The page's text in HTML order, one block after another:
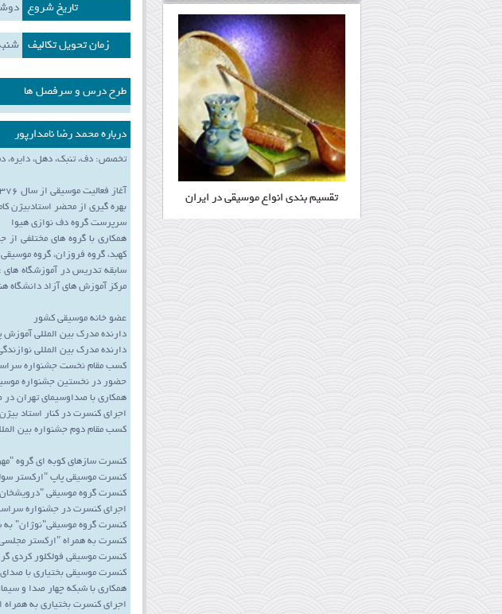
تقسیم بندی انواع موسیقی در ایران
تاریخ شروع دوشنبه 6
زمان تحویل تکالیف
طرح درس و سرفصل ها
درباره محمد رضا نامدارپور
تخصص: دف، تنبک، دهل، دایره،
آغاز فعالیت موسیقی از سال 1376
بهره گیری از محضر استادبیژن
سرپرست گروه دف نوازی هیوا
همکاری با گروه های مختلفی از
کهبد، گروه فروزان، گروه
سابقه تدریس در آموزشگاه
مرکز آموزش های آزاد دانشگاه
عضو خانه موسیقی کشور
دارنده مدرک بین المللی
دارنده مدرک بین المللی
کسب مقام نخست جشنواره سراسری
حضور در نخستین جشنواره موسیقی
همکاری با صداوسیمای تهران در
اجرای کنسرت در کنار استاد بیژن
کسب مقام دوم جشنواره بین
کنسرت سازهای کوبه ای گروه
کنسرت موسیقی پاپ "ارکستر
کنسرت گروه موسیقی "درویشخان"
اجرای کنسرت در جشنواره
کنسرت گروه موسیقی"نوژان" به
کنسرت به همراه "ارکستر مجلسی
کنسرت موسیقی فولکلور کردی
کنسرت موسیقی بختیاری با صدای
همکاری با شبکه چهار صدا و سیما
اجرای کنسرت بختیاری به همراه